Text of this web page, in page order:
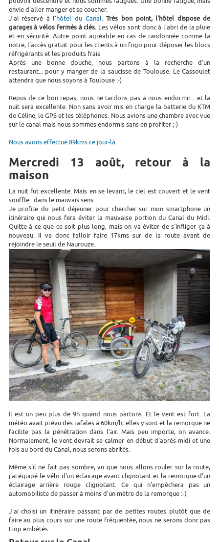
envie d'aller manger et se coucher.
J'ai réservé à l'hôtel du Canal.Très bon point, l'hôtel dispose de
garages à vélos fermés à clés. Les vélos sont donc à l'abri de la pluie
et en sécurité. Autre point agréable en cas de randonnée comme la
notre, l'accès gratuit pour les clients à un frigo pour déposer les blocs
réfrigérants et les produits frais
Après une bonne douche, nous partons à la recherche d'un
restaurant... pour y manger de la saucisse de Toulouse. Le Cassoulet
attendra que nous soyons à Toulouse ;-)
Repus de ce bon repas, nous ne tardons pas à nous endormir... et la
nuit sera excellente. Non sans avoir mis en charge la batterie du KTM
de Céline, le GPS et les téléphones. Nous avions une chambre avec vue
sur le canal mais nous sommes endormis sans en profiter ;-)
Nous avons effectué 89kms ce jour-là.
Mercredi 13 août, retour à la
maison
La nuit fut excellente. Mais en se levant, le ciel est couvert et le vent
souffle...dans le mauvais sens.
Je profite du petit déjeuner pour chercher sur mon smartphone un
itinéraire qui nous fera éviter la mauvaise portion du Canal du Midi.
Quitte à ce que ce soit plus long, mais on va éviter de s'infliger ça à
nouveau. Il va donc falloir faire 17kms sur de la route avant de
rejoindre le seuil de Naurouze.
Il est un peu plus de 9h quand nous partons. Et le vent est fort. La
météo avait prévu des rafales à 60km/h, elles y sont et la remorque ne
facilite pas la pénétration dans l'air. Mais peu importe, on avance.
Normalement, le vent devrait se calmer en début d'après-midi et une
fois au bord du Canal, nous serons abrités.
Même s'il ne fait pas sombre, vu que nous allons rouler sur la route,
j'ai équipé le vélo d'un éclairage avant clignotant et la remorque d'un
éclairage arrière rouge clignotant. Ce qui n'empêchera pas un
automobiliste de passer à moins d'un mètre de la remorque :-(
J'ai choisi un itinéraire passant par de petites routes plutôt que de
faire au plus cours sur une route fréquentée, nous ne serons donc pas
trop embêtés.